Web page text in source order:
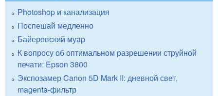
Photoshop и канализация
Поспешай медленно
Байеровский муар
К вопросу об оптимальном разрешении струйной
печати: Epson 3800
Экспозамер Canon 5D Mark II: дневной свет,
magenta-фильтр